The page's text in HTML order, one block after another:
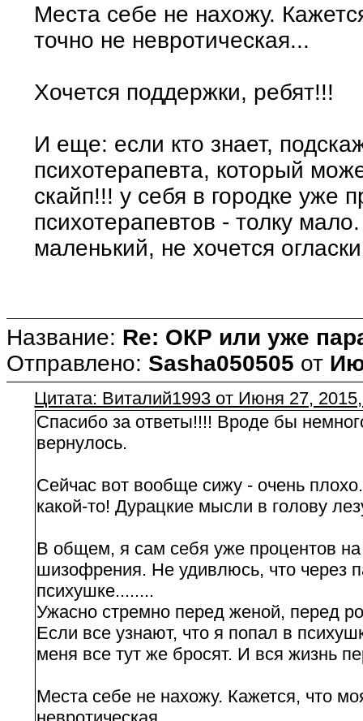
Места себе не нахожу.
точно не невротическая...
Хочется поддержки, ребят!!!
И еще: если кто знает,
психотерапевта, который
скайп!!! у себя в городке уже
психотерапевтов - толку
маленький, не хочется
Название: Re: ОКР или уже
Отправлено: Sasha050505 от
Цитата: Виталий1993 от Июня 27,
Спасибо за ответы!!!! Вроде бы
вернулось.
Сейчас вот вообще сижу - очень
какой-то! Дурацкие мысли в голову
В общем, я сам себя уже процентов
шизофрения. Не удивлюсь, что через
психушке........
Ужасно стремно перед женой, перед
Если все узнают, что я попал в
меня все тут же бросят. И вся жизнь
Места себе не нахожу. Кажется, что